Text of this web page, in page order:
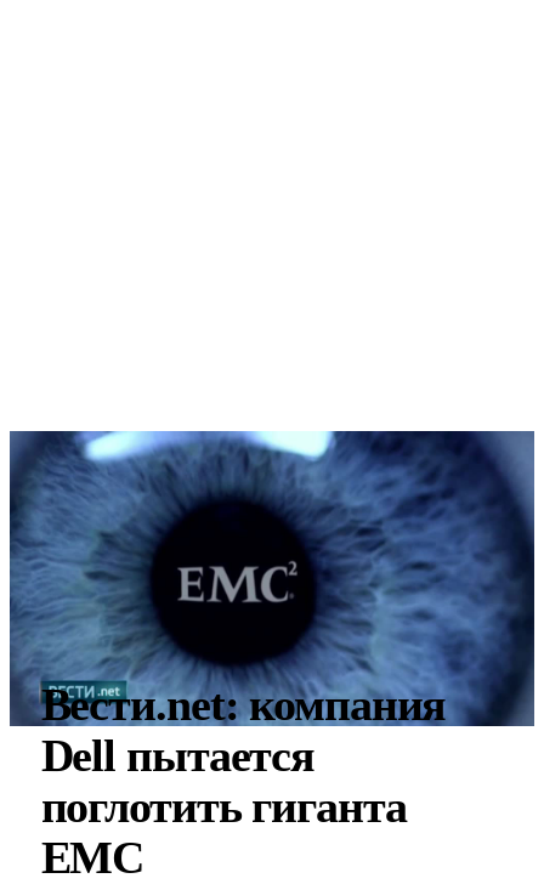
Вести.net: компания
Dell пытается
поглотить гиганта
ЕМС